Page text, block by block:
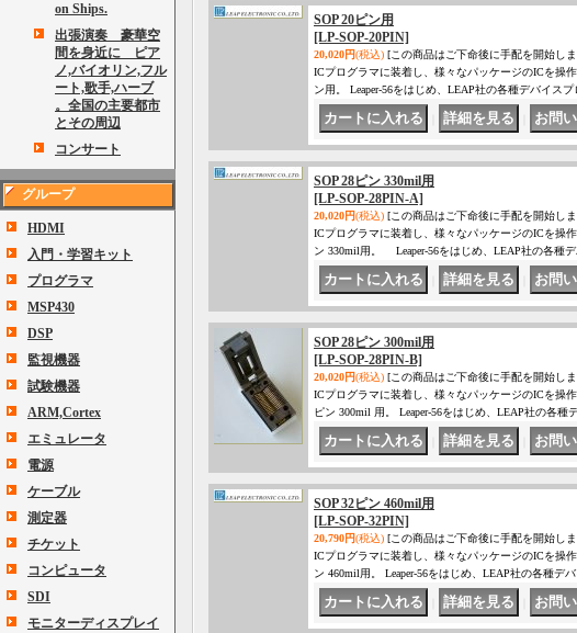
on Ships.
出張演奏 豪華空
間を身近に ピア
ノ,バイオリン,フル
ート,歌手,ハーブ
。全国の主要都市
とその周辺
コンサート
グループ
HDMI
入門・学習キット
プログラマ
MSP430
DSP
監視機器
試験機器
ARM,Cortex
エミュレータ
電源
ケーブル
測定器
チケット
コンピュータ
SDI
モニターディスプレイ
SOP 20ピン用
[LP-SOP-20PIN]
20,020円(税込) [この商品はご下命後に手配を開始し
ICプログラマに装着し、様々なパッケージのICを操
ン用。 Leaper-56をはじめ、LEAP社の各種デバイス
SOP 28ピン 330mil用
[LP-SOP-28PIN-A]
20,020円(税込) [この商品はご下命後に手配を開始し
ICプログラマに装着し、様々なパッケージのICを操
ン 330mil用。 Leaper-56をはじめ、LEAP社の各種
SOP 28ピン 300mil用
[LP-SOP-28PIN-B]
20,020円(税込) [この商品はご下命後に手配を開始し
ICプログラマに装着し、様々なパッケージのICを操
ピン 300mil 用。 Leaper-56をはじめ、LEAP社の各種
SOP 32ピン 460mil用
[LP-SOP-32PIN]
20,790円(税込) [この商品はご下命後に手配を開始し
ICプログラマに装着し、様々なパッケージのICを操
ン 460mil用。 Leaper-56をはじめ、LEAP社の各種デ